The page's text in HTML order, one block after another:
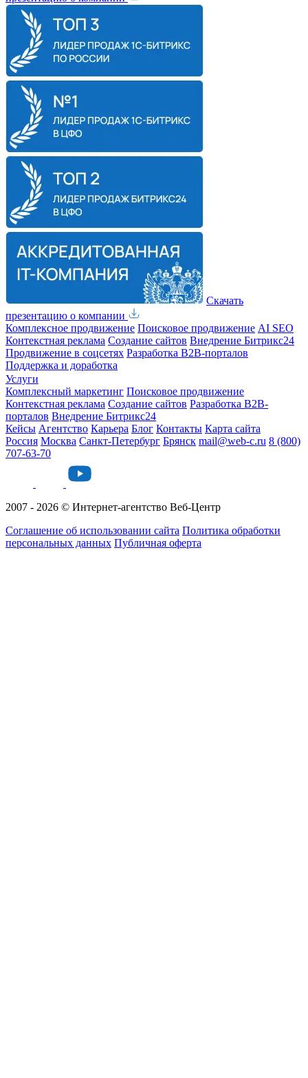
Скачать
презентацию о компании
Комплексное продвижение Поисковое продвижение AI SEO
Контекстная реклама Создание сайтов Внедрение Битрикс24
Продвижение в соцсетях Разработка B2B-порталов
Поддержка и доработка
Услуги
Комплексный маркетинг Поисковое продвижение
Контекстная реклама Создание сайтов Разработка B2B-
порталов Внедрение Битрикс24
Кейсы Агентство Карьера Блог Контакты Карта сайта
Россия Москва Санкт-Петербург Брянск mail@web-c.ru 8 (800)
707-63-70
2007 - 2026 © Интернет-агентство Веб-Центр
Соглашение об использовании сайта Политика обработки
персональных данных Публичная оферта